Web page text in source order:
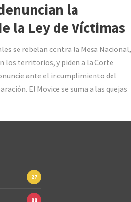
la
la Ley de Víctimas
se rebelan contra la Mesa Nacional,
los territorios, y piden a la Corte
ante el incumplimiento del
El Movice se suma a las quejas
27
88